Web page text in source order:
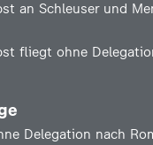
an Schleuser und
fliegt ohne
Delegation nach